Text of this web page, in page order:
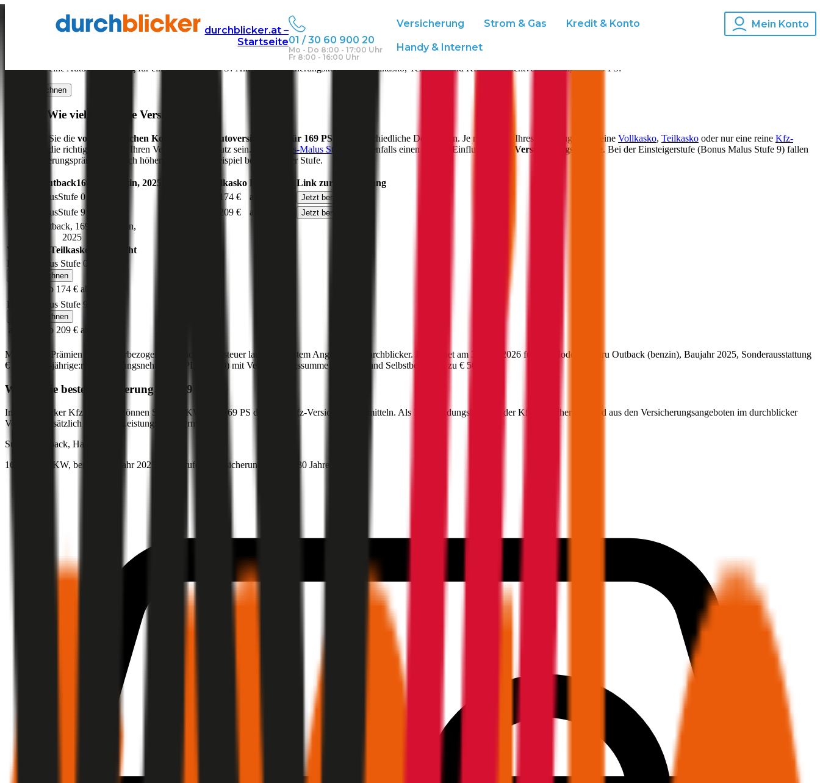
durchblicker.at –
Startseite01 / 30 60 900 20
Mo - Do 8:00 - 17:00 Uhr
Fr 8:00 - 16:00 Uhr
Versicherung Strom & Gas Kredit & Konto
Handy & Internet
Mein Konto
Autoversicherung
Was kostet eine Autoversicherung für ein Auto mit169PS? Aktuelle Versicherungskosten für Vollkasko, Teilkasko und Kfz-Haftpflichtversicherung für169PS:
Jetzt berechnen
PS: Wie viel kostet die Versicherung?
Hier sehen Sie die voraussichtlichen Kosten für die Autoversicherung für 169 PS für unterschiedliche Deckungen. Je nach Alter Ihres Fahrzeugs kann eine Vollkasko, Teilkasko oder nur eine reine Kfz-
die richtige Wahl für Ihren Versicherungsschutz sein. Ihre Bonus-Malus Stufe hat ebenfalls einen starken Einfluss auf die Versicherungsprämie . Bei der Einsteigerstufe (Bonus Malus Stufe 9) fallen
die Versicherungsprämien deutlich höher aus als zum Beispiel bei der Nuller Stufe.
Outback169 benzin, 2025 Teilkasko Haftpflicht
Link zur Berechnung
Bonus MalusStufe 0 ab 174 € ab 140 € Jetzt berechnen
Bonus MalusStufe 9 ab 209 € ab 165 € Jetzt berechnen
Outback, 169 benzin,
2025
Vollkasko
Teilkasko
Haftpflicht
Bonus Malus Stufe 0
Jetzt berechnen
ab 174 € ab 140 €
Bonus Malus Stufe 9
Jetzt berechnen
ab 209 € ab 165 €
Monatliche Prämien inkl. motorbezogener Versicherungssteuer laut günstigstem Angebot auf durchblicker. Berechnet am 31. Juli 2026 für das Modell Subaru Outback (benzin), Baujahr 2025, Sonderausstattung
€ 2.000
30-jährige:r Versicherungsnehmer:in (PLZ: ) mit Versicherungssumme und Selbstbehalt bis zu € 500
Was ist die beste Versicherung bei 169
Im durchblicker Kfz-Rechner können Sie für PKWs mit 169 PS die beste Kfz-Versicherung ermitteln. Als Entscheidungshilfe bei der Kfz-Versicherung wird aus den Versicherungsangeboten im durchblicker
Vergleich zusätzlich der Preis-Leistungssieger ermittelt.
Subaru
Outback, Haftpflicht
169 PS/124 KW, benzin, Baujahr 2025,
BM-Stufe , Versicherungsnehmer 30 Jahre